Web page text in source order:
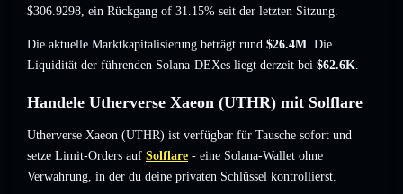
$306.9298, ein Rückgang of 31.15% seit der letzten Sitzung.
Die aktuelle Marktkapitalisierung beträgt rund $26.4M. Die
Liquidität der führenden Solana-DEXes liegt derzeit bei $62.6K.
Handele Utherverse Xaeon (UTHR) mit Solflare
Utherverse Xaeon (UTHR) ist verfügbar für Tausche sofort und
setze Limit-Orders auf Solflare - eine Solana-Wallet ohne
Verwahrung, in der du deine privaten Schlüssel kontrollierst.